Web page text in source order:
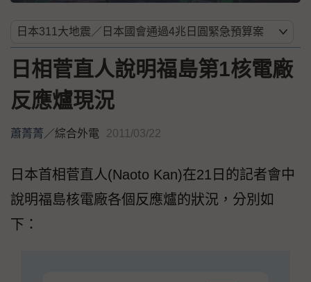
日相菅直人說明福島第1核電廠
反應爐現況
蕭菁菁 ／綜合外電 2011/03/22
日本首相菅直人(Naoto Kan)在21日的記者會中
說明福島核電廠各個反應爐的狀況，分別如
下：